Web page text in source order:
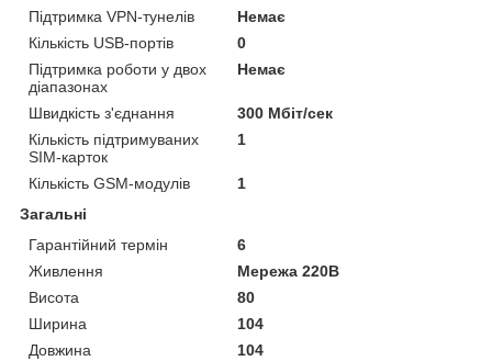
Підтримка VPN-тунелів
Немає
Кількість USB-портів
0
Підтримка роботи у двох
діапазонах
Немає
Швидкість з'єднання
300 Мбіт/сек
Кількість підтримуваних
SIM-карток
1
Кількість GSM-модулів
1
Загальні
Гарантійний термін
6
Живлення
Мережа 220В
Висота
80
Ширина
104
Довжина
104